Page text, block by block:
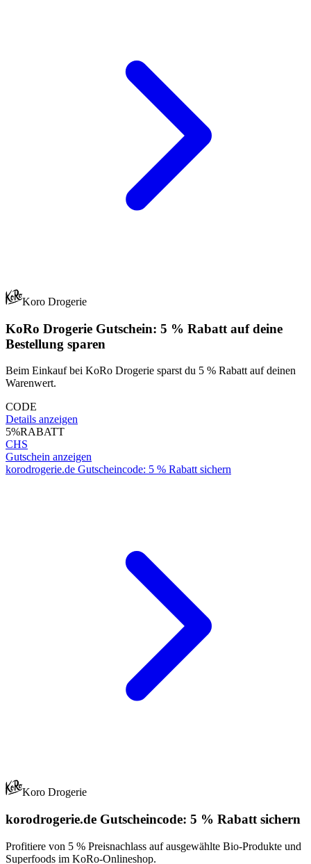
Koro Drogerie
KoRo Drogerie Gutschein: 5 % Rabatt auf deine
Bestellung sparen
Beim Einkauf bei KoRo Drogerie sparst du 5 % Rabatt auf deinen
Warenwert.
CODE
Details anzeigen
5%RABATT
CHS
Gutschein anzeigen
korodrogerie.de Gutscheincode: 5 % Rabatt sichern
Koro Drogerie
korodrogerie.de Gutscheincode: 5 % Rabatt sichern
Profitiere von 5 % Preisnachlass auf ausgewählte Bio-Produkte und
Superfoods im KoRo-Onlineshop.